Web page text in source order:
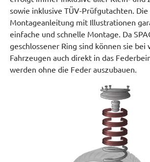
sowie inklusive TÜV-Prüfgutachten.
Montageanleitung mit Illustrationen
einfache und schnelle Montage. Da
geschlossener Ring sind können sie bei
Fahrzeugen auch direkt in das
werden ohne die Feder auszubauen.